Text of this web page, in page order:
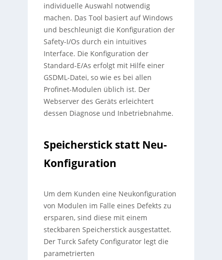
individuelle Auswahl notwendig
machen. Das Tool basiert auf Windows
und beschleunigt die Konfiguration der
Safety-I/Os durch ein intuitives
Interface. Die Konfiguration der
Standard-E/As erfolgt mit Hilfe einer
GSDML-Datei, so wie es bei allen
Profinet-Modulen üblich ist. Der
Webserver des Geräts erleichtert
dessen Diagnose und Inbetriebnahme.
Speicherstick statt Neu-
Konfiguration
Um dem Kunden eine Neukonfiguration
von Modulen im Falle eines Defekts zu
ersparen, sind diese mit einem
steckbaren Speicherstick ausgestattet.
Der Turck Safety Configurator legt die
parametrierten